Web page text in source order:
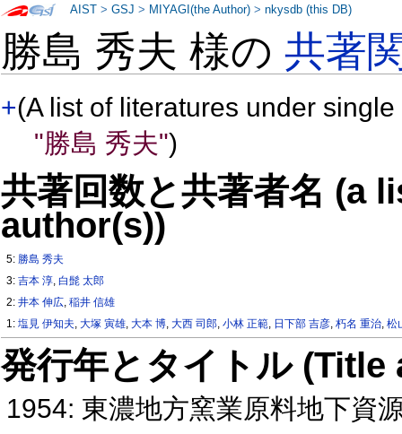
勝島 秀夫 様の共著
+(A list of literatures under
"勝島 秀夫")
共著回数と共著者名 (a
author(s))
5: 勝島 秀夫
3:吉本 淳,白髭 太郎
2:井本 伸広,稲井 信雄
1:塩見 伊知夫,大塚 寅雄,大本 博,大西 司郎,小林 正範, 日下部 吉彦,朽名 重治,松
発行年とタイトル
1954: 東濃地方窯業原料地下資
AIST >GSJ > MIYAGI(the Author) >nkysdb (this DB)